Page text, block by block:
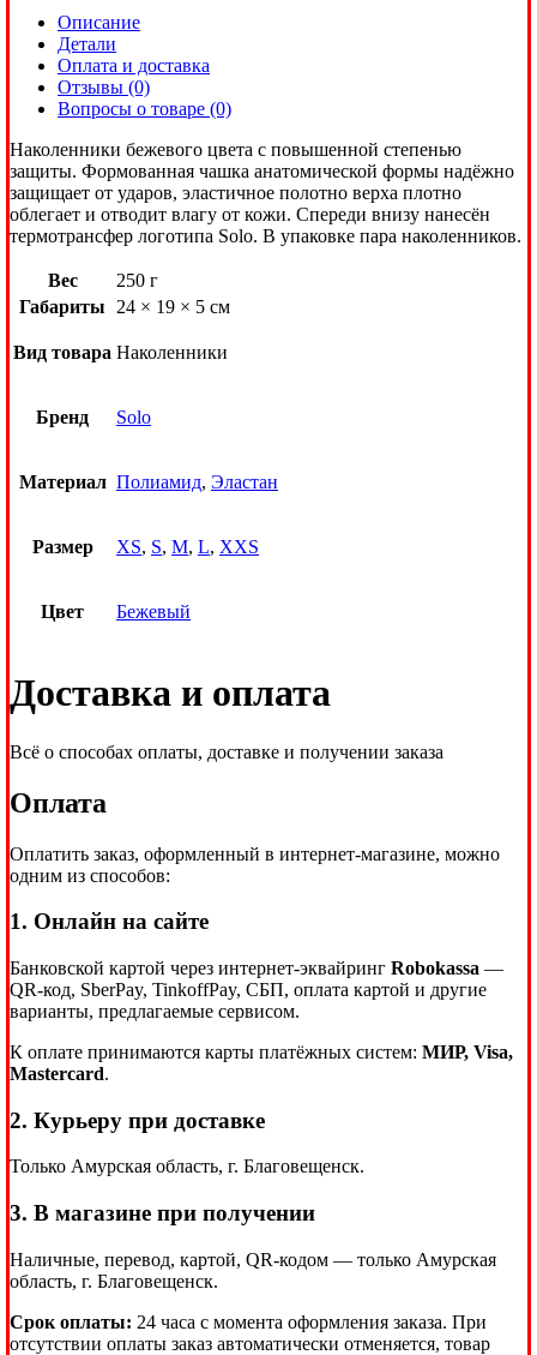
Описание
Детали
Оплата и доставка
Отзывы (0)
Вопросы о товаре (0)
Наколенники бежевого цвета с повышенной степенью
защиты. Формованная чашка анатомической формы надёжно
защищает от ударов, эластичное полотно верха плотно
облегает и отводит влагу от кожи. Спереди внизу нанесён
термотрансфер логотипа Solo. В упаковке пара наколенников.
Вес
250 г
Габариты
24 × 19 × 5 см
Вид товара Наколенники
Бренд Solo
Материал Полиамид, Эластан
Размер XS, S, M, L, XXS
Цвет Бежевый
Доставка и оплата
Всё о способах оплаты, доставке и получении заказа
Оплата
Оплатить заказ, оформленный в интернет-магазине, можно
одним из способов:
1. Онлайн на сайте
Банковской картой через интернет-эквайринг Robokassa —
QR-код, SberPay, TinkoffPay, СБП, оплата картой и другие
варианты, предлагаемые сервисом.
К оплате принимаются карты платёжных систем: МИР, Visa,
Mastercard.
2. Курьеру при доставке
Только Амурская область, г. Благовещенск.
3. В магазине при получении
Наличные, перевод, картой, QR-кодом — только Амурская
область, г. Благовещенск.
Срок оплаты: 24 часа с момента оформления заказа. При
отсутствии оплаты заказ автоматически отменяется, товар